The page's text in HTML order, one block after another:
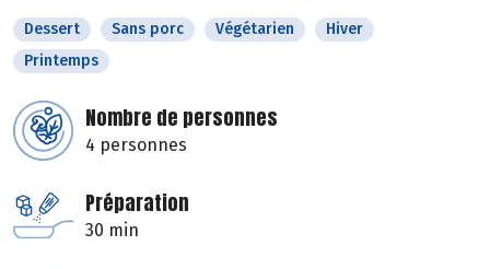
Dessert Sans porc Végétarien
Hiver
Printemps
Nombre de personnes
4 personnes
Préparation
30 min